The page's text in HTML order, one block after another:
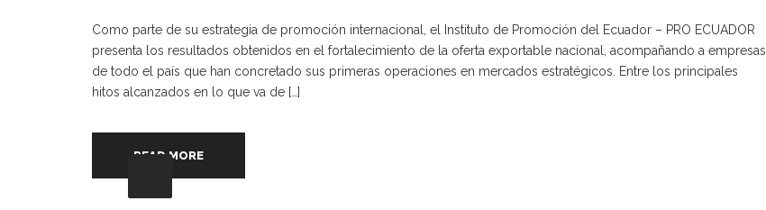
Como parte de su estrategia de promoción internacional, el Instituto de Promoción del Ecuador – PRO ECUADOR
presenta los resultados obtenidos en el fortalecimiento de la oferta exportable nacional, acompañando a empresas
de todo el país que han concretado sus primeras operaciones en mercados estratégicos. Entre los principales
hitos alcanzados en lo que va de […]
READ MORE